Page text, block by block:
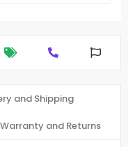
and Shipping
Warranty and Returns